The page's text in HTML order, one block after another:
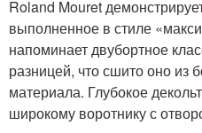
Roland Mouret
выполненное в стиле
напоминает двубортное
разницей, что сшито оно из
материала. Глубокое
широкому воротнику с